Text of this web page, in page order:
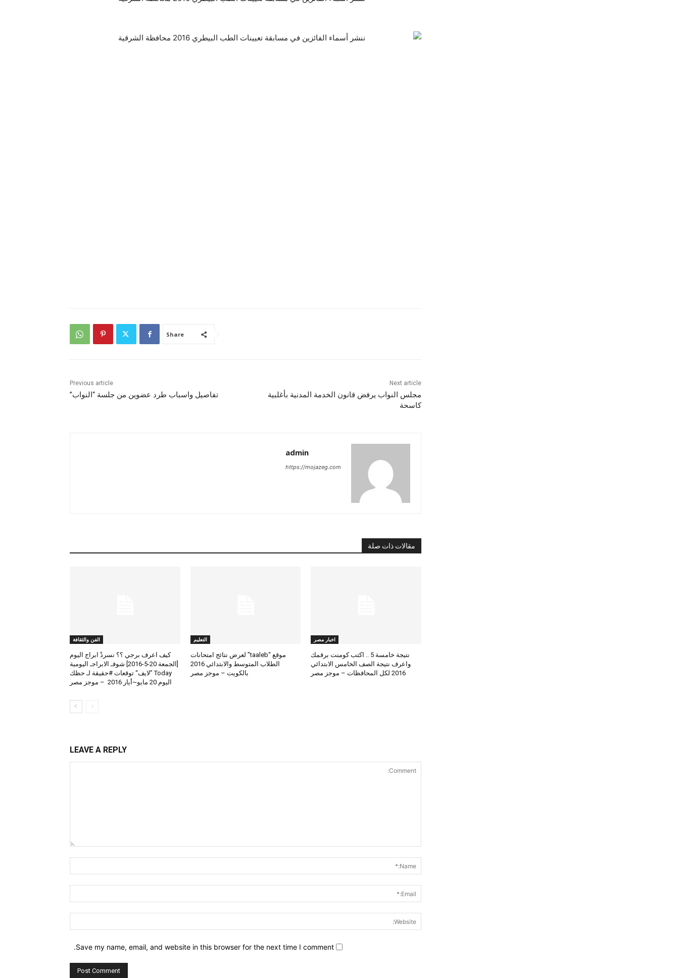
Share
Previous article
تفاصيل واسباب طرد عضوين من جلسة “النواب”
Next article
مجلس النواب يرفض قانون الخدمة المدنية بأغلبية
كاسحة
admin
https://mojazeg.com
مقالات ذات صلة
اخبار مصر
نتيجة خامسة 5 .. اكتب كومنت برقمك
واعرف نتيجة الصف الخامس الابتدائي
2016 لكل المحافظات – موجز مصر
التعليم
موقع “taaleb” لعرض نتائج امتحانات
الطلاب المتوسط والابتدائي 2016
بالكويت – موجز مصر
الفن والثقافة
كيف اعرف برجي ؟؟ نسردْ ابراج اليوم
[الجمعة 20-5-2016] شوفـ الابراجـ اليومية
Today ”لايف“ توقعات #حقيقة لـ حظك
اليوم 20 مايو~أيار 2016 – موجز مصر
LEAVE A REPLY
Save my name, email, and website in this browser for the next time I comment.